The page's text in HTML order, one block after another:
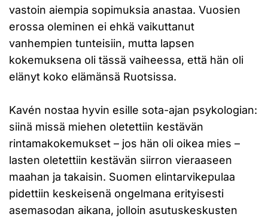
vastoin aiempia sopimuksia anastaa. Vuosien
erossa oleminen ei ehkä vaikuttanut
vanhempien tunteisiin, mutta lapsen
kokemuksena oli tässä vaiheessa, että hän oli
elänyt koko elämänsä Ruotsissa.
Kavén nostaa hyvin esille sota-ajan psykologian:
siinä missä miehen oletettiin kestävän
rintamakokemukset – jos hän oli oikea mies –
lasten oletettiin kestävän siirron vieraaseen
maahan ja takaisin. Suomen elintarvikepulaa
pidettiin keskeisenä ongelmana erityisesti
asemasodan aikana, jolloin asutuskeskusten